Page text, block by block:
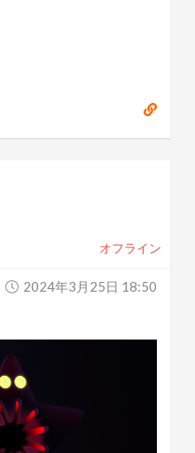
オフライン
2024年3月25日 18:50